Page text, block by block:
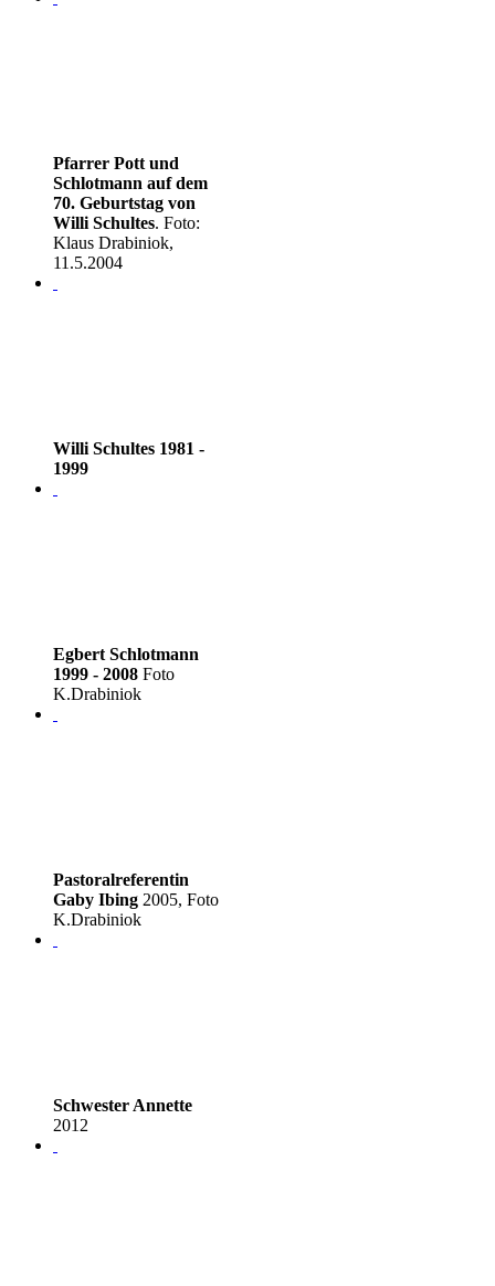
Pfarrer Pott und
Schlotmann auf dem
70. Geburtstag von
Willi Schultes. Foto:
Klaus Drabiniok,
11.5.2004
Willi Schultes 1981 -
1999
Egbert Schlotmann
1999 - 2008 Foto
K.Drabiniok
Pastoralreferentin
Gaby Ibing 2005, Foto
K.Drabiniok
Schwester Annette
2012